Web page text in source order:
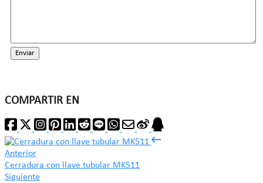
Enviar
COMPARTIR EN
Anterior
Cerradura con llave tubular MK511
Siguiente